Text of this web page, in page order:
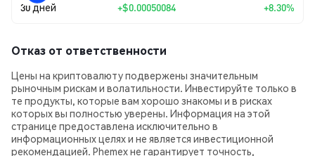
30 дней +$0.00050084 +8.30%
Отказ от ответственности
Цены на криптовалюту подвержены значительным
рыночным рискам и волатильности. Инвестируйте только в
те продукты, которые вам хорошо знакомы и в рисках
которых вы полностью уверены. Информация на этой
странице предоставлена исключительно в
информационных целях и не является инвестиционной
рекомендацией. Phemex не гарантирует точность,